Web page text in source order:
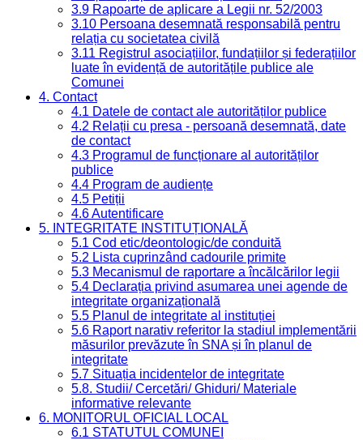
3.9 Rapoarte de aplicare a Legii nr. 52/2003
3.10 Persoana desemnată responsabilă pentru
relația cu societatea civilă
3.11 Registrul asociațiilor, fundațiilor și federațiilor
luate în evidență de autoritățile publice ale
Comunei
4. Contact
4.1 Datele de contact ale autorităților publice
4.2 Relații cu presa - persoană desemnată, date
de contact
4.3 Programul de funcționare al autorităților
publice
4.4 Program de audiențe
4.5 Petiții
4.6 Autentificare
5. INTEGRITATE INSTITUȚIONALĂ
5.1 Cod etic/deontologic/de conduită
5.2 Lista cuprinzând cadourile primite
5.3 Mecanismul de raportare a încălcărilor legii
5.4 Declarația privind asumarea unei agende de
integritate organizațională
5.5 Planul de integritate al instituției
5.6 Raport narativ referitor la stadiul implementării
măsurilor prevăzute în SNA și în planul de
integritate
5.7 Situația incidentelor de integritate
5.8. Studii/ Cercetări/ Ghiduri/ Materiale
informative relevante
6. MONITORUL OFICIAL LOCAL
6.1 STATUTUL COMUNEI